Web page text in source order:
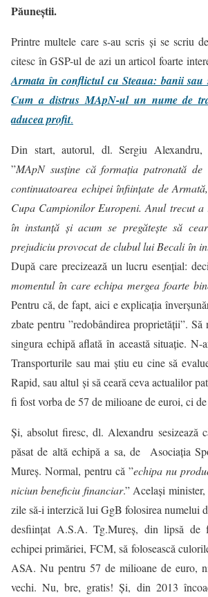
Păuneștii.
Printre multele care s-au scris și se scriu
citesc în GSP-ul de azi un articol foarte
Armata în conflictul cu Steaua: banii sau
Cum a distrus MApN-ul un nume de
aducea profit.
Din start, autorul, dl. Sergiu Alexandru,
”MApN susține că formația patronată
continuatoarea echipei înființate de
Cupa Campionilor Europeni. Anul trecut a
în instanță și acum se pregătește să
prejudiciu provocat de clubul lui Becali în
După care precizează un lucru esențial:
momentul în care echipa mergea foarte
Pentru că, de fapt, aici e explicația
zbate pentru ”redobândirea proprietății”. Să
singura echipă aflată în această situație. N-
Transporturile sau mai știu eu cine să
Rapid, sau altul și să ceară ceva actualilor
fi fost vorba de 57 de milioane de euroi, ci
Și, absolut firesc, dl. Alexandru sesizează
păsat de altă echipă a sa, de Asociația
Mureș. Normal, pentru că ”echipa nu
niciun beneficiu financiar.” Același
zile să-i interzică lui GgB folosirea numelui
desființat A.S.A.Tg.Mureș, din lipsă de
echipei primăriei, FCM, să folosească
ASA. Nu pentru 57 de milioane de euro,
vechi. Nu, bre, gratis! Și, din 2013